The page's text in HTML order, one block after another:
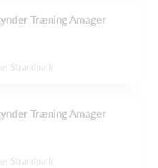
Træning Amager
Strandpark
Træning Amager
Strandpark